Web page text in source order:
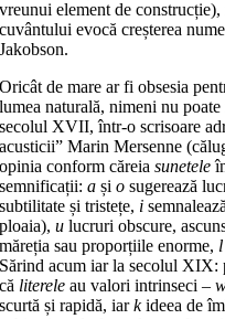
vreunui element de
cuvântului evocă creșterea
Jakobson.
Oricât de mare ar fi obsesia
lumea naturală, nimeni nu
secolul XVII, într-o scrisoare
acusticii” Marin Mersenne
opinia conform căreiasunetele
semnificații:a șio sugerează
subtilitate și tristețe, i
ploaia),u lucruri obscure,
măreția sau proporțiile enorme,
Sărind acum iar la secolul XIX:
că literele au valori intrinseci –
scurtă și rapidă, iarkideea de